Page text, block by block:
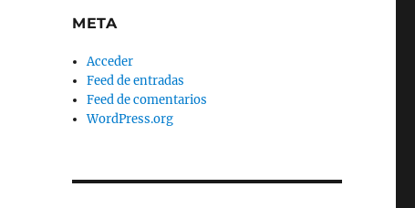
META
Acceder
Feed de entradas
Feed de comentarios
WordPress.org